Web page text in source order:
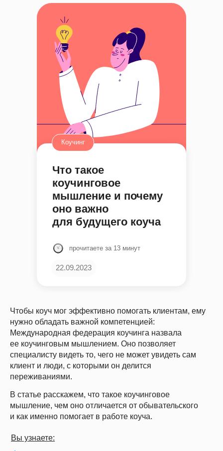
прочитаете за 13 минут
Что такое
коучинговое
мышление и почему
оно важно
для будущего коуча
22.09.2023
Коучинг
Чтобы коуч мог эффективно помогать клиентам, ему
нужно обладать важной компетенцией:
Международная федерация коучинга назвала
ее коучинговым мышлением. Оно позволяет
специалисту видеть то, чего не может увидеть сам
клиент и люди, с которыми он делится
переживаниями.
В статье расскажем, что такое коучинговое
мышление, чем оно отличается от обывательского
и как именно помогает в работе коуча.
Вы узнаете: